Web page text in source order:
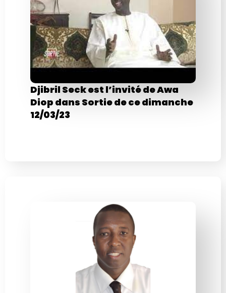
Djibril Seck est l’invité de Awa
Diop dans Sortie de ce dimanche
12/03/23